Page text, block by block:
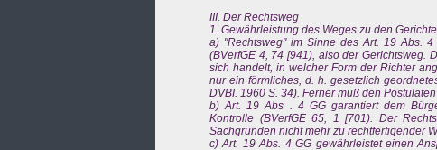
III. Der Rechtsweg
1. Gewährleistung des Weges zu den
a) "Rechtsweg" im Sinne des Art. 19 Abs.
(BVerfGE 4, 74 [941), also der Gerichtsweg.
sich handelt, in welcher Form der Richter
nur ein förmliches, d. h. gesetzlich
DVBI. 1960 S. 34). Ferner muß den
b) Art. 19 Abs . 4 GG garantiert dem
Kontrolle (BVerfGE 65, 1 [701). Der
Sachgründen nicht mehr zu rechtfertigender
c) Art. 19 Abs. 4 GG gewährleistet einen